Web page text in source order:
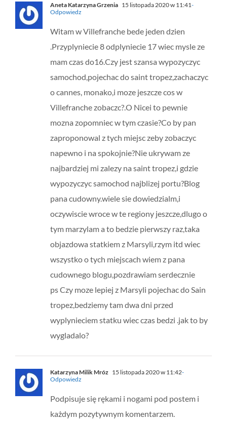
Aneta Katarzyna Grzenia 15 listopada 2020 w 11:41-
Odpowiedz
Witam w Villefranche bede jeden dzien
.Przyplyniecie 8 odplyniecie 17 wiec mysle ze
mam czas do16.Czy jest szansa wypozyczyc
samochod,pojechac do saint tropez,zachaczyc
o cannes, monako,i moze jeszcze cos w
Villefranche zobaczc?.O Nicei to pewnie
mozna zopomniec w tym czasie?Co by pan
zaproponowal z tych miejsc zeby zobaczyc
napewno i na spokojnie?Nie ukrywam ze
najbardziej mi zalezy na saint tropez,i gdzie
wypozyczyc samochod najblizej portu?Blog
pana cudowny.wiele sie dowiedzialm,i
oczywiscie wroce w te regiony jeszcze,dlugo o
tym marzylam a to bedzie pierwszy raz,taka
objazdowa statkiem z Marsyli,rzym itd wiec
wszystko o tych miejscach wiem z pana
cudownego blogu,pozdrawiam serdecznie
ps Czy moze lepiej z Marsyli pojechac do Sain
tropez,bedziemy tam dwa dni przed
wyplynieciem statku wiec czas bedzi .jak to by
wygladalo?
Katarzyna Milik Mróz 15 listopada 2020 w 11:42-
Odpowiedz
Podpisuje się rękami i nogami pod postem i
każdym pozytywnym komentarzem.